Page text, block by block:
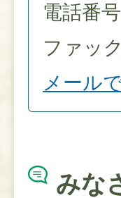
電話番
ファッ
メール
みな